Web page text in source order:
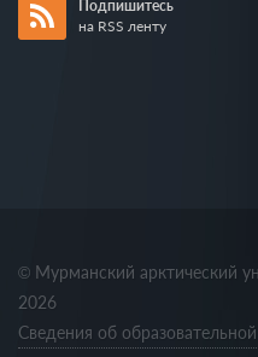
Подпишитесь
на RSS ленту
© Мурманский арктический
2026
Сведения об